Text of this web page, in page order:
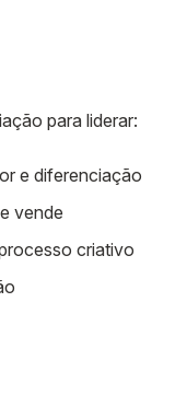
para liderar:
e diferenciação
vende
criativo